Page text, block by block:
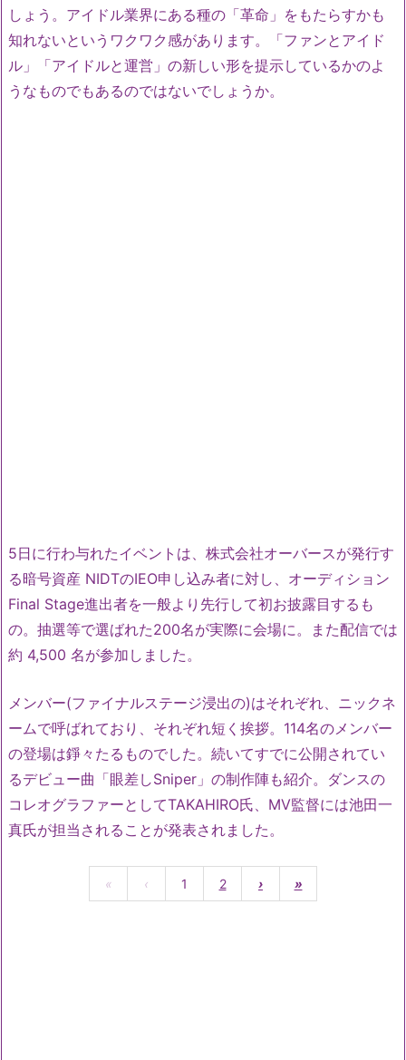
しょう。アイドル業界にある種の「革命」をもたらすかも
知れないというワクワク感があります。「ファンとアイド
ル」「アイドルと運営」の新しい形を提示しているかのよ
うなものでもあるのではないでしょうか。
5日に行わ与れたイベントは、株式会社オーバースが発行す
る暗号資産 NIDTのIEO申し込み者に対し、オーディション
Final Stage進出者を一般より先行して初お披露目するも
の。抽選等で選ばれた200名が実際に会場に。また配信では
約 4,500 名が参加しました。
メンバー(ファイナルステージ浸出の)はそれぞれ、ニックネ
ームで呼ばれており、それぞれ短く挨拶。114名のメンバー
の登場は錚々たるものでした。続いてすでに公開されてい
るデビュー曲「眼差しSniper」の制作陣も紹介。ダンスの
コレオグラファーとしてTAKAHIRO氏、MV監督には池田一
真氏が担当されることが発表されました。
« ‹ 1 2 › »